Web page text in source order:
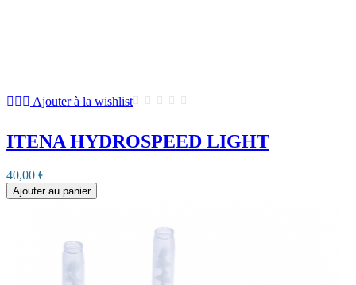
Ajouter à la wishlist
ITENA HYDROSPEED LIGHT
40,00 €
Ajouter au panier